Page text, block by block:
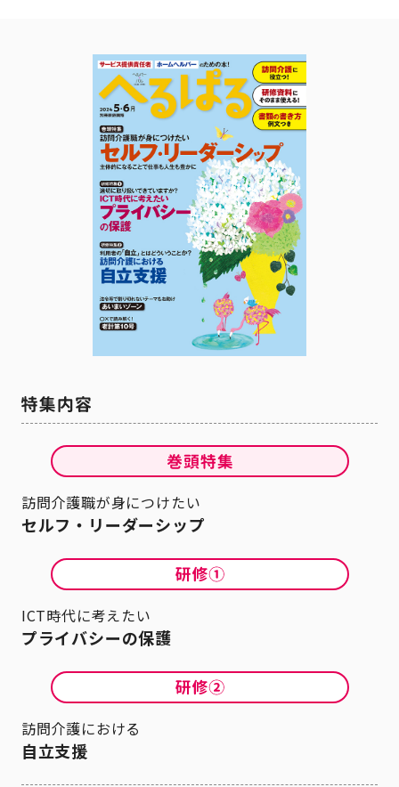
訪問介護職が身につけたい
セルフ・リーダーシップ
ICT時代に考えたい
プライバシーの保護
訪問介護における
自立支援